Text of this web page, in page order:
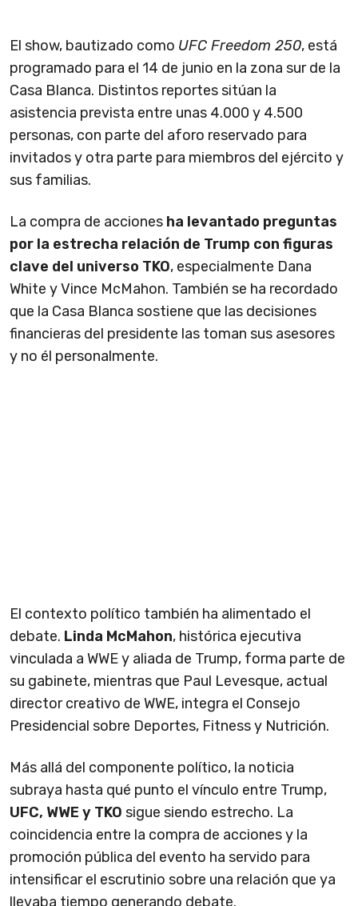
El show, bautizado como UFC Freedom 250, está
programado para el 14 de junio en la zona sur de la
Casa Blanca. Distintos reportes sitúan la
asistencia prevista entre unas 4.000 y 4.500
personas, con parte del aforo reservado para
invitados y otra parte para miembros del ejército y
sus familias.
La compra de acciones ha levantado preguntas
por la estrecha relación de Trump con figuras
clave del universo TKO, especialmente Dana
White y Vince McMahon. También se ha recordado
que la Casa Blanca sostiene que las decisiones
financieras del presidente las toman sus asesores
y no él personalmente.
El contexto político también ha alimentado el
debate. Linda McMahon, histórica ejecutiva
vinculada a WWE y aliada de Trump, forma parte de
su gabinete, mientras que Paul Levesque, actual
director creativo de WWE, integra el Consejo
Presidencial sobre Deportes, Fitness y Nutrición.
Más allá del componente político, la noticia
subraya hasta qué punto el vínculo entre Trump,
UFC, WWE y TKO sigue siendo estrecho. La
coincidencia entre la compra de acciones y la
promoción pública del evento ha servido para
intensificar el escrutinio sobre una relación que ya
llevaba tiempo generando debate.